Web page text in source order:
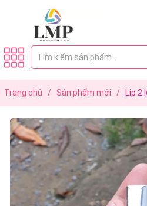
Trang chủ / Sản phẩm mới / Lip 2